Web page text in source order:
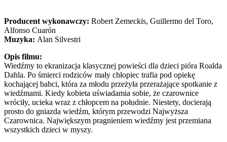
Producent wykonawczy: Robert Zemeckis, Guillermo del Toro,
Alfonso Cuarón
Muzyka: Alan Silvestri
Opis filmu:
Wiedźmy to ekranizacja klasycznej powieści dla dzieci pióra Roalda
Dahla. Po śmierci rodziców mały chłopiec trafia pod opiekę
kochającej babci, która za młodu przeżyła przerażające spotkanie z
wiedźmami. Kiedy kobieta uświadamia sobie, że czarownice
wróciły, ucieka wraz z chłopcem na południe. Niestety, docierają
prosto do gniazda wiedźm, którym przewodzi Najwyższa
Czarownica. Największym pragnieniem wiedźmy jest przemiana
wszystkich dzieci w myszy.